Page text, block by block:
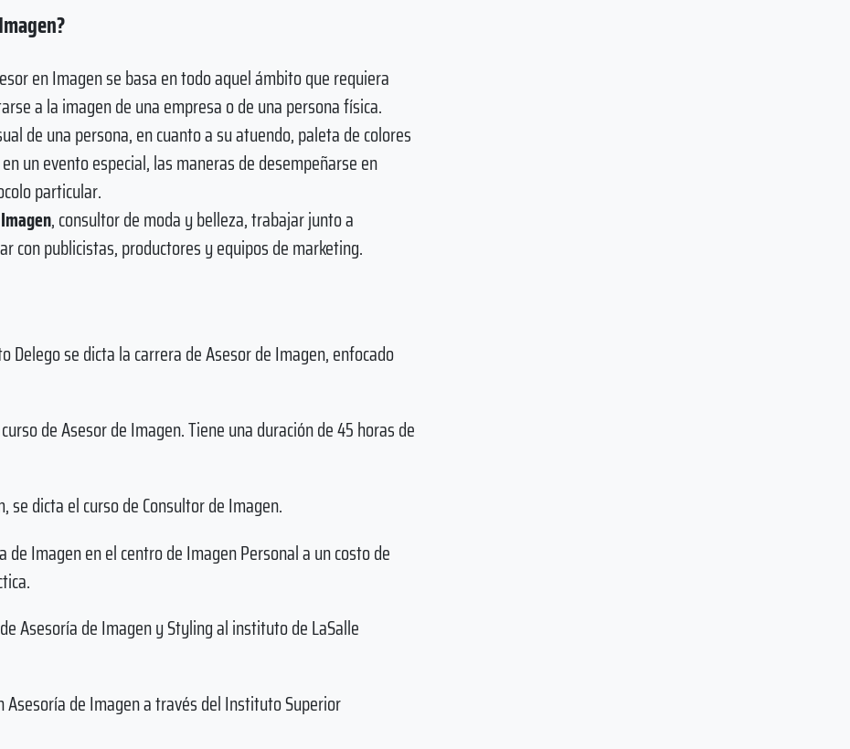
en Imagen se basa en todo aquel ámbito que requiera
a la imagen de una empresa o de una persona física.
de una persona, en cuanto a su atuendo, paleta de colores
un evento especial, las maneras de desempeñarse en
particular.
, consultor de moda y belleza, trabajar junto a
con publicistas, productores y equipos de marketing.
Delego se dicta la carrera de Asesor de Imagen, enfocado
de Asesor de Imagen. Tiene una duración de 45 horas de
se dicta el curso de Consultor de Imagen.
Imagen en el centro de Imagen Personal a un costo de
Asesoría de Imagen y Styling al instituto de LaSalle
Asesoría de Imagen a través del Instituto Superior